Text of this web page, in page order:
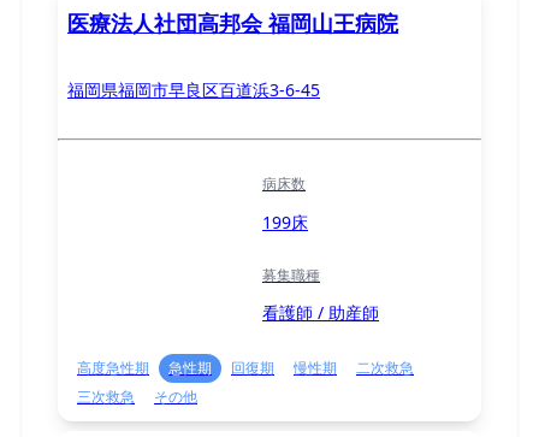
医療法人社団高邦会 福岡山王病院
福岡県福岡市早良区百道浜3-6-45
病床数
199床
募集職種
看護師 / 助産師
高度急性期 急性期 回復期 慢性期
二次救急
三次救急
その他